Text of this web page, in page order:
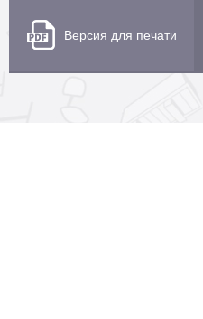
Версия для печати